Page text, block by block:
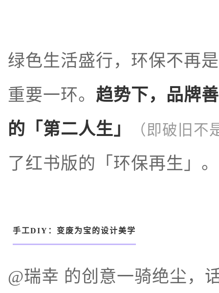
绿色生活盛行，环保不再
重要一环。 趋势下，品牌
的「第二人生」
（即破旧
了红书版的「环保再生」。
手工DIY：变废为宝的设计美学
@瑞幸 的创意一骑绝尘，